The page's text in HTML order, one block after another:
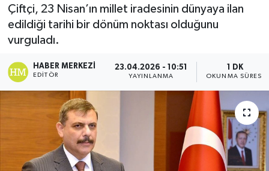
Çiftçi, 23 Nisan’ın millet iradesinin dünyaya ilan
edildiği tarihi bir dönüm noktası olduğunu
vurguladı.
HABER MERKEZI
EDITÖR
23.04.2026 - 10:51
YAYINLANMA
1 DK
OKUNMA SÜRESI
Ekonomi
Gündem
Gurme